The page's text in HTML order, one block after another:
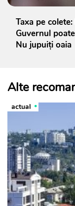
Taxa pe
Guvernul
Nu jupuiți oaia
Alte
actual